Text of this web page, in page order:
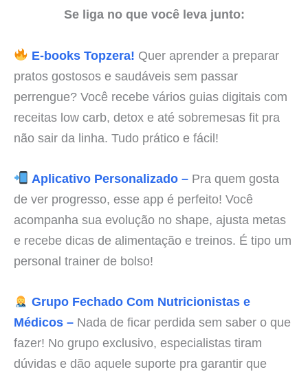
Se liga no que você leva junto:
E-books Topzera! Quer aprender a preparar
pratos gostosos e saudáveis sem passar
perrengue? Você recebe vários guias digitais com
receitas low carb, detox e até sobremesas fit pra
não sair da linha. Tudo prático e fácil!
Aplicativo Personalizado –Pra quem gosta
de ver progresso, esse app é perfeito! Você
acompanha sua evolução no shape, ajusta metas
e recebe dicas de alimentação e treinos. É tipo um
personal trainer de bolso!
Grupo Fechado Com Nutricionistas e
Médicos – Nada de ficar perdida sem saber o que
fazer! No grupo exclusivo, especialistas tiram
dúvidas e dão aquele suporte pra garantir que